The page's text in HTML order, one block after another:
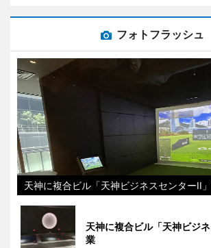
フォトフラッシュ
天神に複合ビル「天神ビジネスセンターII
天神に複合ビル「天神ビジ
業